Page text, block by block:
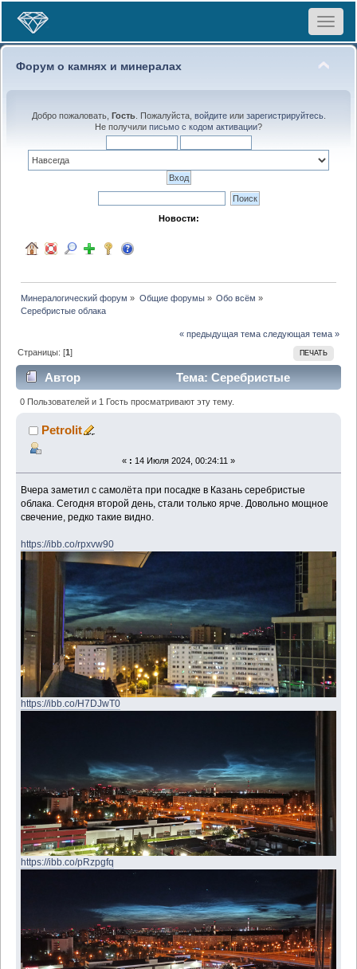
Toggle
Форум о камнях и минералах
Добро пожаловать, Гость. Пожалуйста, войдитеили зарегистрируйтесь.
Не получили письмо с кодом активации?
Новости:
Минералогический форум » Общие форумы» Обо всём »
Серебристые облака
« предыдущая тема следующая тема »
ПЕЧАТЬ
Страницы: [1]
Автор
Тема: Серебристые
облака (Прочитано 1514 раз)
0 Пользователей и 1 Гость просматривают эту тему.
Petrolit
« : 14 Июля 2024, 00:24:11 »
Вчера заметил с самолёта при посадке в Казань серебристые
облака. Сегодня второй день, стали только ярче. Довольно мощное
свечение, редко такие видно.
https://ibb.co/rpxvw90
https://ibb.co/H7DJwT0
https://ibb.co/pRzpgfq